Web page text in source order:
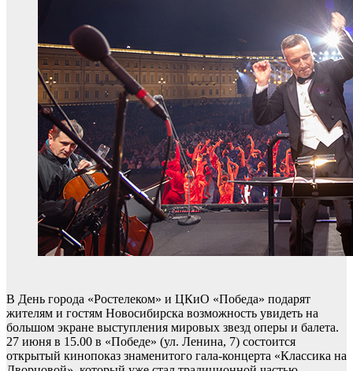
В День города «Ростелеком» и ЦКиО «Победа» подарят
жителям и гостям Новосибирска возможность увидеть на
большом экране выступления мировых звезд оперы и балета.
27 июня в 15.00 в «Победе» (ул. Ленина, 7) состоится
открытый кинопоказ знаменитого гала-концерта «Классика на